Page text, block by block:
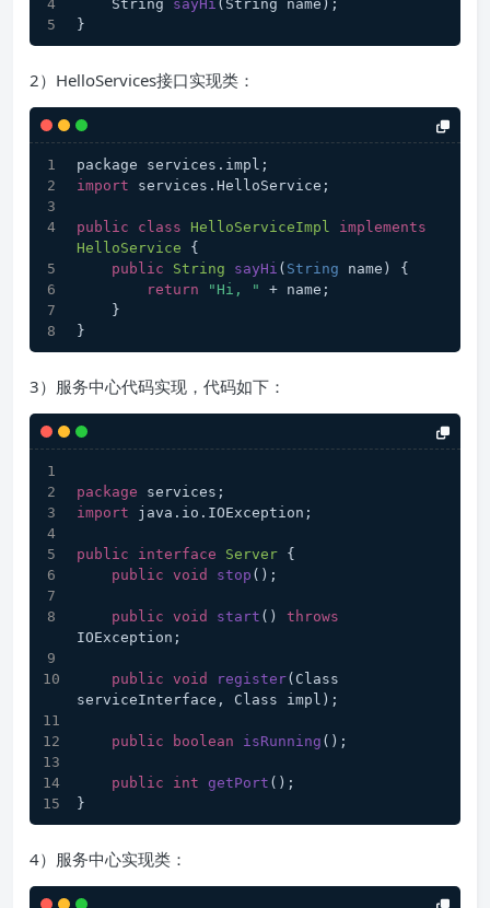
    String
sayHi (String name) ;
}
2）HelloServices接口实现类：
package services. impl ;
import services. HelloService ;
public class HelloServiceImpl
implements
HelloService {
public
String sayHi ( String name ) {
return
"Hi, "
+ name;
    }
}
3）服务中心代码实现，代码如下：
package services;
import java.io.IOException;
public interface Server {
public void stop () ;
public void start ()
throws
IOException;
public void register(Class
serviceInterface, Class impl) ;
public boolean isRunning () ;
public int getPort () ;
}
4）服务中心实现类：